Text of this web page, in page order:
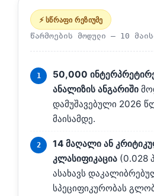
⚡ სწრაფი რეზიუმე
წარმოების მოდული — 10
50,000
ანალიზის ანგარიში
დამუშავებული 2026
მაისამდე.
14 მაღალი ან
კლასიფიკაცია (0.028
ასახავს
სპეციფიკურობას